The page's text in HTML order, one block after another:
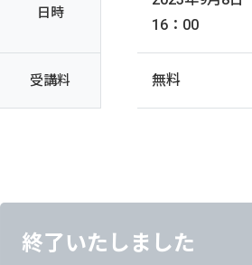
日時
16：00
受講料 無料
終了いたしました